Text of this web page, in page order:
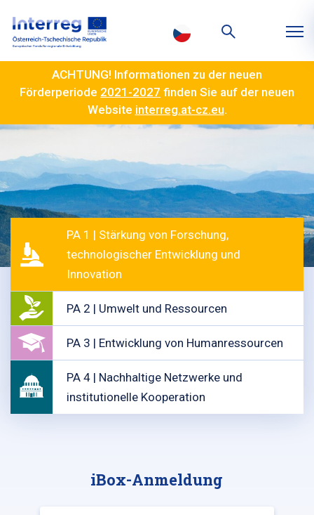
ACHTUNG! Informationen zu der neuen
Förderperiode 2021-2027 finden Sie auf der neuen
Website interreg.at-cz.eu.
PA 1 | Stärkung von Forschung,
technologischer Entwicklung und
Innovation
PA 2 | Umwelt und Ressourcen
PA 3 | Entwicklung von Humanressourcen
PA 4 | Nachhaltige Netzwerke und
institutionelle Kooperation
iBox-Anmeldung